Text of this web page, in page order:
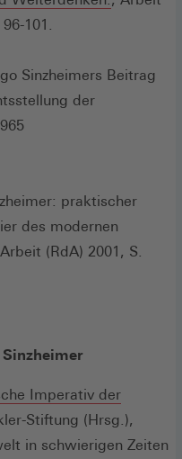
neuen
101.
Sinzheimers Beitrag
der
praktischer
des modernen
(RdA) 2001, S.
Imperativ der
Stiftung (Hrsg.),
in schwierigen Zeiten